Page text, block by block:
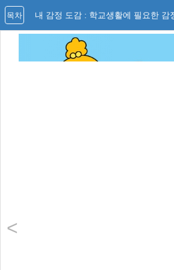
내 감정 도감 : 학교생활에 필요한 감
목차
<